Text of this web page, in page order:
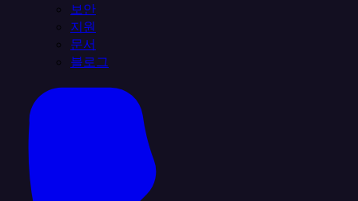
보안
지원
문서
블로그